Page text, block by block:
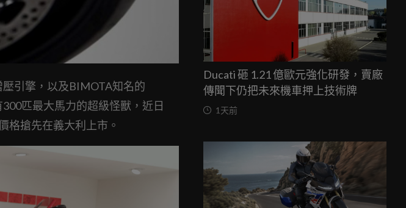
引擎，以及BIMOTA知名的
匹最大馬力的超級怪獸，近日
格搶先在義大利上市。
Ducati 砸 1.21 億歐元強化研發，賣廠
傳聞下仍把未來機車押上技術牌
1天前